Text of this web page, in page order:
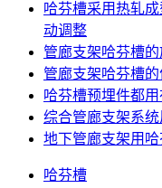
哈芬槽采用热轧
动调整
管廊支架哈芬槽
管廊支架哈芬槽
哈芬槽预埋件都
综合管廊支架系
地下管廊支架用
哈芬槽